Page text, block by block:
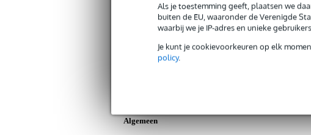
Als je toestemming geeft, plaatsen we
buiten de EU, waaronder de Verenigde
waarbij we je IP-adres en unieke
Je kunt je cookievoorkeuren op elk
policy.
Rockpower NT 16 12V DC, 750 mA, center
1000-0000-1505
Servicebelofte
Algemeen